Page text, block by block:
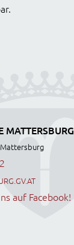
MATTERSBURG
auf Facebook!